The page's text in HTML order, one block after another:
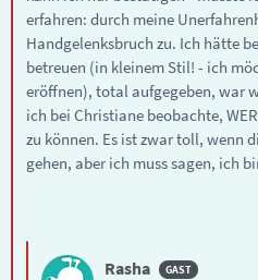
erfahren: durch meine
Handgelenksbruch zu. Ich hätte
betreuen (in kleinem Stil! - ich
eröffnen), total aufgegeben, war
ich bei Christiane beobachte,
zu können. Es ist zwar toll, wenn
gehen, aber ich muss sagen, ich
Rasha